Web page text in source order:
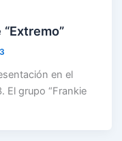
en el
El grupo “Frankie